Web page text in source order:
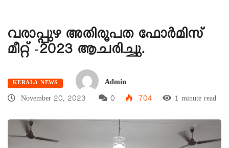
വരാപ്പുഴ അതിരൂപത ഫോർമിസ്
മീറ്റ് -2023 ആചരിച്ചു.
KERALA NEWS
Admin
November 20, 2023
0 704 1 minute read